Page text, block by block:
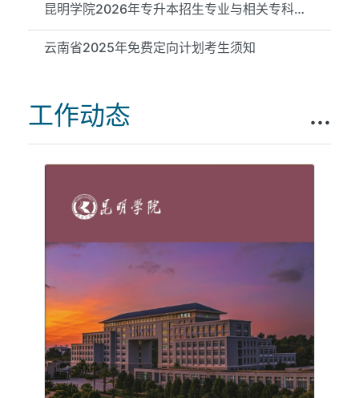
昆明学院2026年专升本招生专业与相关专科专业对应关系公示
云南省2025年免费定向计划考生须知
工作动态 ...